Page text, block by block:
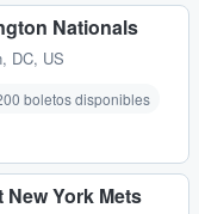
Nationals
DC, US
boletos disponibles
York Mets